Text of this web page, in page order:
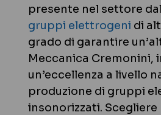
presente nel settore
gruppi elettrogeni di
grado di garantire
Meccanica Cremonini,
un’eccellenza a livello
produzione di gruppi
insonorizzati. Scegliere